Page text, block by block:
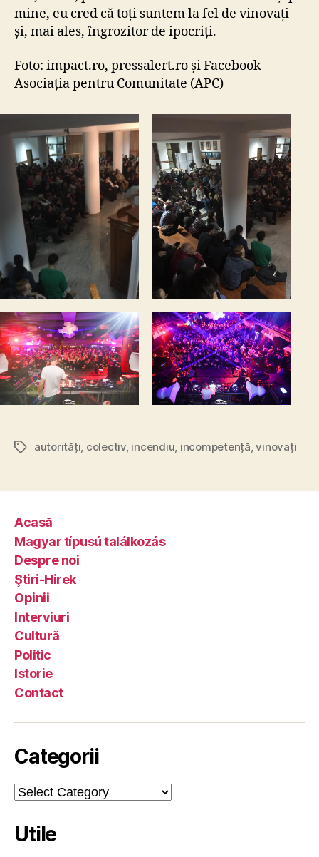
mine, eu cred că toți suntem la fel de vinovați
și, mai ales, îngrozitor de ipocriți.
Foto: impact.ro, pressalert.ro și Facebook
Asociația pentru Comunitate (APC)
Tagsautorități, colectiv, incendiu, incompetență,vinovați
Acasă
Magyar típusú találkozás
Despre noi
Ştiri-Hirek
Opinii
Interviuri
Cultură
Politic
Istorie
Contact
Categorii
Categorii
Utile